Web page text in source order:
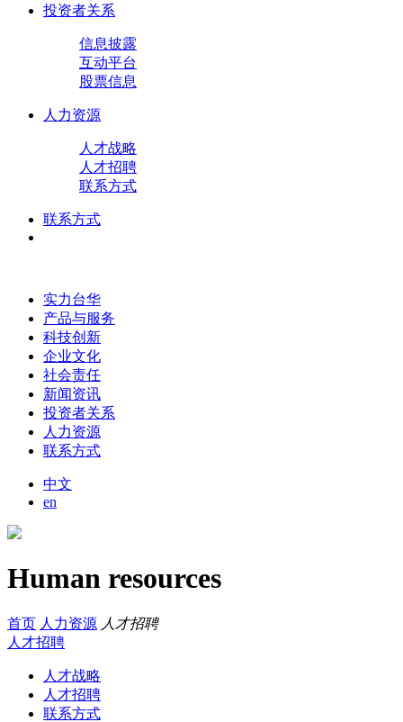
投资者关系
信息披露
互动平台
股票信息
人力资源
人才战略
人才招聘
联系方式
联系方式
实力台华
产品与服务
科技创新
企业文化
社会责任
新闻资讯
投资者关系
人力资源
联系方式
中文
en
Human resources
首页 人力资源 人才招聘
人才招聘
人才战略
人才招聘
联系方式